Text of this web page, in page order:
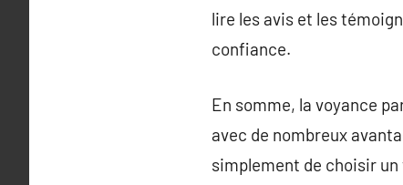
lire les avis et les
confiance.
En somme, la voyance
avec de nombreux
simplement de choisir